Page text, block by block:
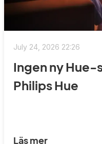
July 24, 2026 22:26
Ingen ny
Philips Hue
Läs mer